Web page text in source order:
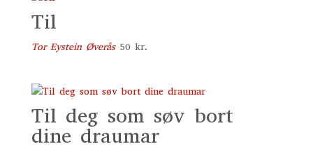
Til
Tor Eystein Øverås 50 kr.
Til deg som søv bort
dine draumar